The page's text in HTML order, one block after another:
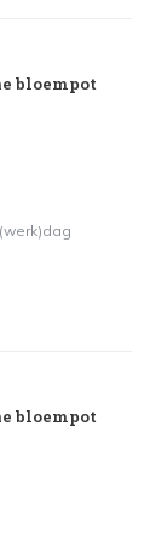
bloempot
bloempot